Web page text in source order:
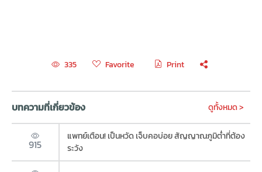
335 Favorite Print
บทความที่เกี่ยวข้อง ดูทั้งหมด >
915
แพทย์เตือน! เป็นหวัด เจ็บคอบ่อย สัญญาณภูมิต่ำที่ต้อง
ระวัง